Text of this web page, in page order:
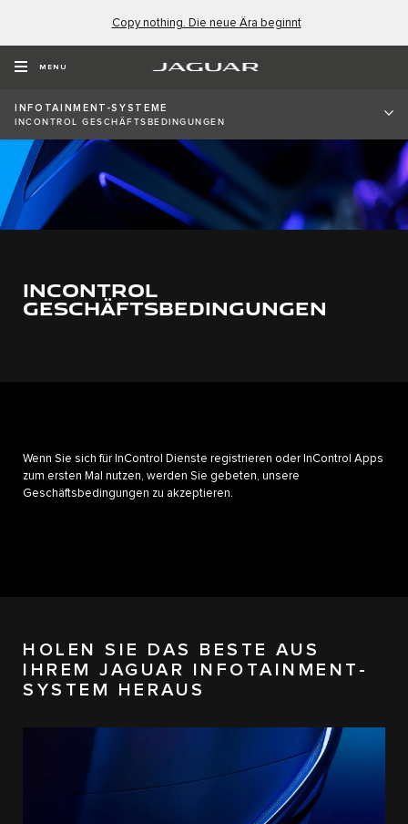
Copy nothing. Die neue Ära beginnt
MENU
INFOTAINMENT-SYSTEME
INCONTROL GESCHÄFTSBEDINGUNGEN
INCONTROL
GESCHÄFTSBEDINGUNGEN
Wenn Sie sich für InControl Dienste registrieren oder InControl Apps
zum ersten Mal nutzen, werden Sie gebeten, unsere
Geschäftsbedingungen zu akzeptieren.
HOLEN SIE DAS BESTE AUS
IHREM JAGUAR INFOTAINMENT-
SYSTEM HERAUS